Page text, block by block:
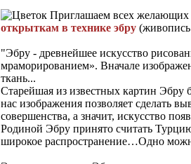
Приглашаем всех
открыткам в технике эбру
"Эбру - древнейшее искусство
мраморированием». Вначале
ткань...
Старейшая из известных картин Эбру
нас изображения позволяет сделать
совершенства, а значит, искусство
Родиной Эбру принято считать
широкое распространение…Одно